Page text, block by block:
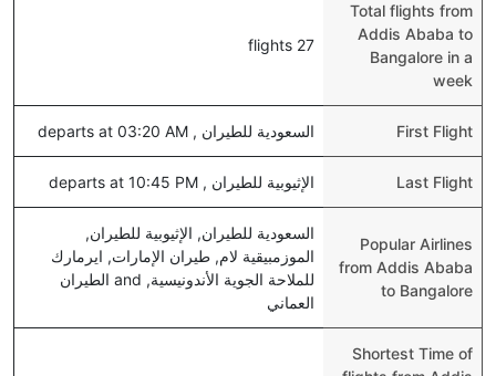
Total flights from
Addis Ababa to
Bangalore in a
week
27 flights
First Flight السعودية للطيران , departs at 03:20 AM
Last Flight الإثيوبية للطيران , departs at 10:45 PM
Popular Airlines
from Addis Ababa
to Bangalore
السعودية للطيران, الإثيوبية للطيران,
الموزمبيقية لام, طيران الإمارات, ايرمارك
للملاحة الجوية الأندونيسية, and الطيران
العماني
Shortest Time of